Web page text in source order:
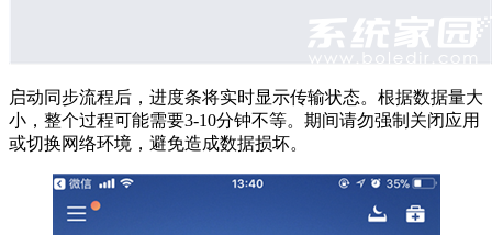
启动同步流程后，进度条将实时显示传输状态。根据数据量大
小，整个过程可能需要3-10分钟不等。期间请勿强制关闭应用
或切换网络环境，避免造成数据损坏。